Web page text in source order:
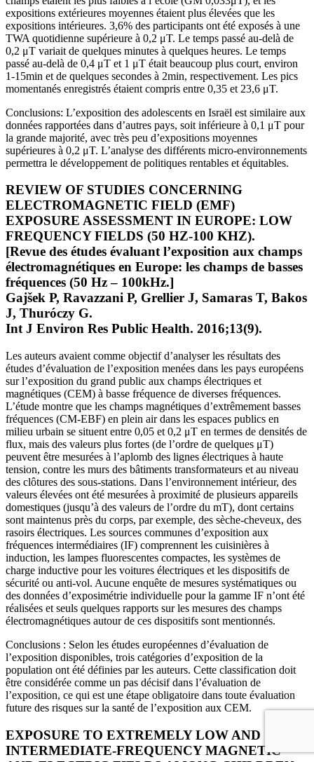
expositions extérieures moyennes étaient plus élevées que les
expositions intérieures. 3,6% des participants ont été exposés à une
TWA quotidienne supérieure à 0,2 μT. Le temps passé au-delà de
0,2 μT variait de quelques minutes à quelques heures. Le temps
passé au-delà de 0,4 μT et 1 μT était beaucoup plus court, environ
1-15min et de quelques secondes à 2min, respectivement. Les pics
momentanés enregistrés étaient compris entre 0,35 et 23,6 μT.
Conclusions: L’exposition des adolescents en Israël est similaire aux
données rapportées dans d’autres pays, soit inférieure à 0,1 μT pour
la grande majorité, avec très peu d’expositions moyennes
supérieures à 0,2 μT. L’analyse des différents micro-environnements
permettra le développement de politiques rentables et équitables.
REVIEW OF STUDIES CONCERNING
ELECTROMAGNETIC FIELD (EMF)
EXPOSURE ASSESSMENT IN EUROPE: LOW
FREQUENCY FIELDS (50 HZ-100 KHZ).
[Revue des études évaluant l’exposition aux champs
électromagnétiques en Europe: les champs de basses
fréquences (50 Hz – 100kHz.]
Gajšek P, Ravazzani P, Grellier J, Samaras T, Bakos
J, Thuróczy G.
Int J Environ Res Public Health. 2016;13(9).
Les auteurs avaient comme objectif d’analyser les résultats des
études d’évaluation de l’exposition menées dans les pays européens
sur l’exposition du grand public aux champs électriques et
magnétiques (CEM) à basse fréquence de diverses fréquences.
L’étude montre que les champs magnétiques d’extrêmement basses
fréquences (CM-EBF) en plein air dans les espaces publics en
milieu urbain se situent entre 0,05 et 0,2 μT en termes de densités de
flux, mais des valeurs plus fortes (de l’ordre de quelques μT)
peuvent être mesurées à l’aplomb des lignes électriques à haute
tension, contre les murs des bâtiments transformateurs et au niveau
des clôtures des sous-stations. Dans l’environnement intérieur, des
valeurs élevées ont été mesurées à proximité de plusieurs appareils
domestiques (jusqu’à des valeurs de l’ordre du mT), dont certains
sont maintenus près du corps, par exemple, des sèche-cheveux, des
rasoirs électriques. Les sources communes d’exposition aux
fréquences intermédiaires (IF) comprennent les cuisinières à
induction, les lampes fluorescentes compactes, les systèmes de
charge inductive pour les voitures électriques et les dispositifs de
sécurité ou anti-vol. Aucune enquête de mesures systématiques ou
des données d’exposimétrie individuelle pour la gamme IF n’ont été
réalisées et seuls quelques rapports sur les mesures des champs
électromagnétiques autour de ces dispositifs sont mentionnés.
Conclusions : Selon les études européennes d’évaluation de
l’exposition disponibles, trois catégories d’exposition de la
population ont été définies par les auteurs. Cette classification doit
être considérée comme un pas décisif dans l’évaluation de
l’exposition, ce qui est une étape obligatoire dans toute évaluation
future des risques sur la santé de l’exposition aux CEM.
EXPOSURE TO EXTREMELY LOW AND
INTERMEDIATE-FREQUENCY MAGNETIC